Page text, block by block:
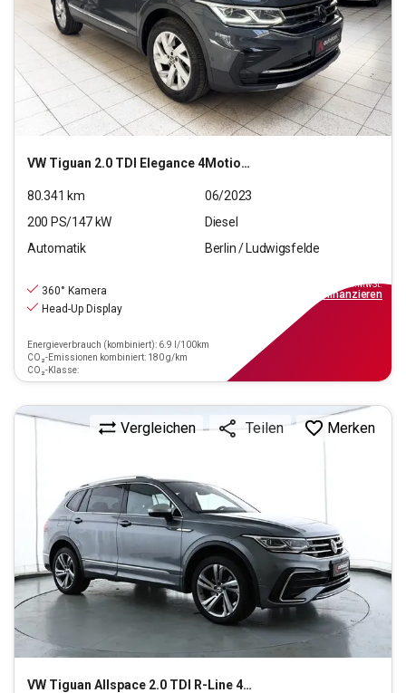
VW Tiguan 2.0 TDI Elegance 4Motion (EURO 6d)
80.341 km
06/2023
200 PS/147 kW
Diesel
Automatik
Berlin / Ludwigsfelde
360° Kamera
Head-Up Display
Energieverbrauch (kombiniert): 6.9 l/100km
CO₂-Emissionen kombiniert: 180 g/km
CO₂-Klasse:
inkl.MwSt.
finanzieren
VW Tiguan Allspace 2.0 TDI R-Line 4Motion (EURO 6d)
Vergleichen Teilen Merken